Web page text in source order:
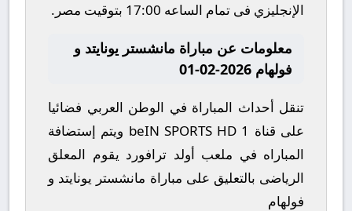
الإنجليزي فى تمام الساعه 17:00 بتوقيت مصر.
معلومات عن مباراة مانشستر يونايتد و
فولهام 2026-02-01
تنقل أحداث المباراة في الوطن العربي فضائيا
على قناة beIN SPORTS HD 1 ويتم إستضافة
المباراه في ملعب أولد ترافورد يقوم المعلق
الرياضى بالتعليق على مباراة مانشستر يونايتد و
فولهام